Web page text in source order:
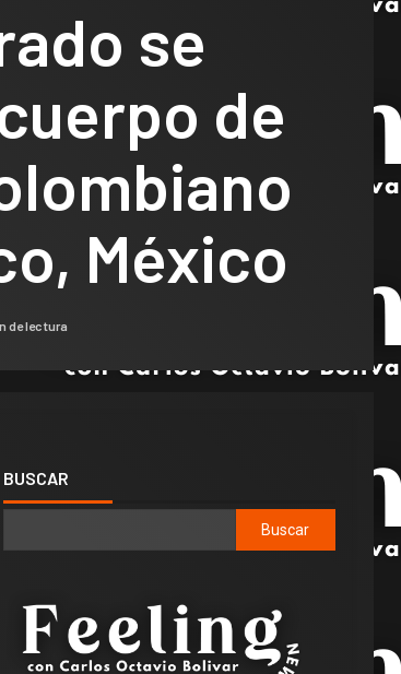
se
de
México
de lectura
BUSCAR
Buscar